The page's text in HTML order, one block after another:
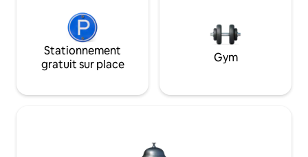
Stationnement
gratuit sur place
Gym